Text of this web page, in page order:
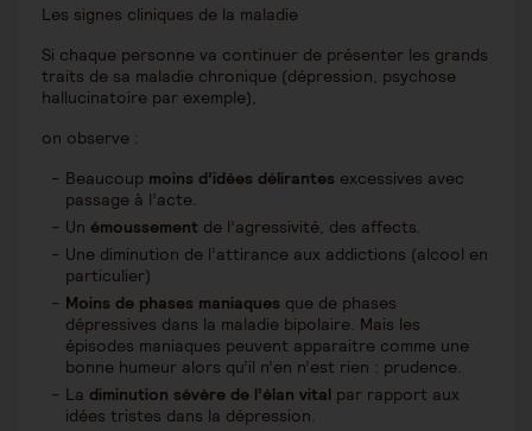
Les signes cliniques de la maladie
Si chaque personne va continuer de présenter les grands
traits de sa maladie chronique (dépression, psychose
hallucinatoire par exemple),
on observe :
Beaucoup moins d’idées délirantes excessives avec
passage à l’acte.
Un émoussement de l’agressivité, des affects.
Une diminution de l’attirance aux addictions (alcool en
particulier)
Moins de phases maniaques que de phases
dépressives dans la maladie bipolaire. Mais les
épisodes maniaques peuvent apparaitre comme une
bonne humeur alors qu’il n’en n’est rien : prudence.
La diminution sévère de l’élan vital par rapport aux
idées tristes dans la dépression.